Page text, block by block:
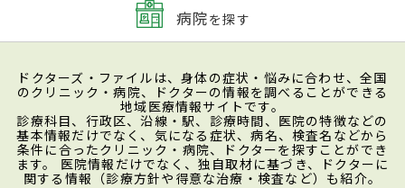
病院を探す
ドクターズ・ファイルは、身体の症状・悩みに合わせ、全国
のクリニック・病院、ドクターの情報を調べることができる
地域医療情報サイトです。
診療科目、行政区、沿線・駅、診療時間、医院の特徴などの
基本情報だけでなく、気になる症状、病名、検査名などから
条件に合ったクリニック・病院、ドクターを探すことができ
ます。 医院情報だけでなく、独自取材に基づき、ドクターに
関する情報（診療方針や得意な治療・検査など）も紹介。